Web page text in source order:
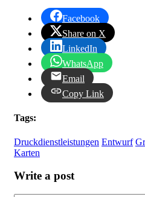
Facebook
Share on X
LinkedIn
WhatsApp
Email
Copy Link
Tags:
Druckdienstleistungen Entwurf
Karten
Write a post